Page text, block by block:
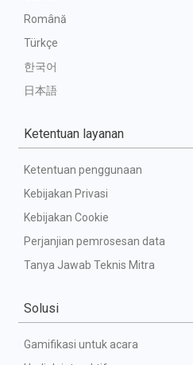
Română
Türkçe
한국어
日本語
Ketentuan layanan
Ketentuan penggunaan
Kebijakan Privasi
Kebijakan Cookie
Perjanjian pemrosesan data
Tanya Jawab Teknis Mitra
Solusi
Gamifikasi untuk acara